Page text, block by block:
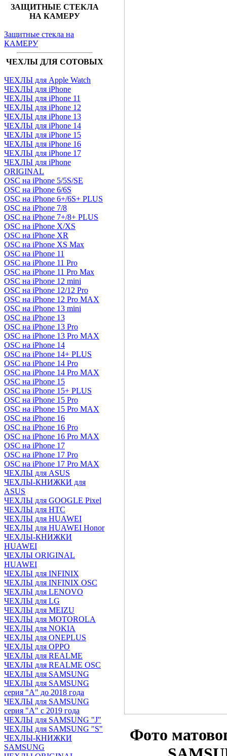
ЗАЩИТНЫЕ СТЕКЛА
НА КАМЕРУ
Защитные стекла на
КАМЕРУ
ЧЕХЛЫ ДЛЯ СОТОВЫХ
ЧЕХЛЫ для Apple Watch
ЧЕХЛЫ для iPhone
ЧЕХЛЫ для iPhone 11
ЧЕХЛЫ для iPhone 12
ЧЕХЛЫ для iPhone 13
ЧЕХЛЫ для iPhone 14
ЧЕХЛЫ для iPhone 15
ЧЕХЛЫ для iPhone 16
ЧЕХЛЫ для iPhone 17
ЧЕХЛЫ для iPhone
ORIGINAL
OSC на iPhone 5/5S/SE
OSC на iPhone 6/6S
OSC на iPhone 6+/6S+ PLUS
OSC на iPhone 7/8
OSC на iPhone 7+/8+ PLUS
OSC на iPhone X/XS
OSC на iPhone XR
OSC на iPhone XS Max
OSC на iPhone 11
OSC на iPhone 11 Pro
OSC на iPhone 11 Pro Max
OSC на iPhone 12 mini
OSC на iPhone 12/12 Pro
OSC на iPhone 12 Pro MAX
OSC на iPhone 13 mini
OSC на iPhone 13
OSC на iPhone 13 Pro
OSC на iPhone 13 Pro MAX
OSC на iPhone 14
OSC на iPhone 14+ PLUS
OSC на iPhone 14 Pro
OSC на iPhone 14 Pro MAX
OSC на iPhone 15
OSC на iPhone 15+ PLUS
OSC на iPhone 15 Pro
OSC на iPhone 15 Pro MAX
OSC на iPhone 16
OSC на iPhone 16 Pro
OSC на iPhone 16 Pro MAX
OSC на iPhone 17
OSC на iPhone 17 Pro
OSC на iPhone 17 Pro MAX
ЧЕХЛЫ для ASUS
ЧЕХЛЫ-КНИЖКИ для
ASUS
ЧЕХЛЫ для GOOGLE Pixel
ЧЕХЛЫ для HTC
ЧЕХЛЫ для HUAWEI
ЧЕХЛЫ для HUAWEI Honor
ЧЕХЛЫ-КНИЖКИ
HUAWEI
ЧЕХЛЫ ORIGINAL
HUAWEI
ЧЕХЛЫ для INFINIX
ЧЕХЛЫ для INFINIX OSC
ЧЕХЛЫ для LENOVO
ЧЕХЛЫ для LG
ЧЕХЛЫ для MEIZU
ЧЕХЛЫ для MOTOROLA
ЧЕХЛЫ для NOKIA
ЧЕХЛЫ для ONEPLUS
ЧЕХЛЫ для OPPO
ЧЕХЛЫ для REALME
ЧЕХЛЫ для REALME OSC
ЧЕХЛЫ для SAMSUNG
ЧЕХЛЫ для SAMSUNG
серия "A" до 2018 года
ЧЕХЛЫ для SAMSUNG
серия "A" с 2019 года
ЧЕХЛЫ для SAMSUNG "J"
ЧЕХЛЫ для SAMSUNG "S"
ЧЕХЛЫ-КНИЖКИ
SAMSUNG
Фото